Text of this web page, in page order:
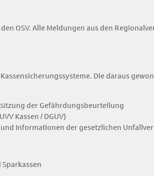
OSV. Alle Meldungen aus den
Die daraus
der Gefährdungsbeurteilung
Kassen / DGUV)
Informationen der gesetzlichen